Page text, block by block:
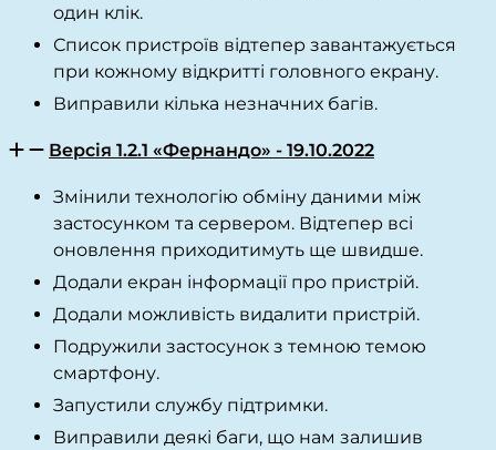
один клік.
Список пристроїв відтепер завантажується
при кожному відкритті головного екрану.
Виправили кілька незначних багів.
Версія 1.2.1 «Фернандо» - 19.10.2022
Змінили технологію обміну даними між
застосунком та сервером. Відтепер всі
оновлення приходитимуть ще швидше.
Додали екран інформації про пристрій.
Додали можливість видалити пристрій.
Подружили застосунок з темною темою
смартфону.
Запустили службу підтримки.
Виправили деякі баги, що нам залишив